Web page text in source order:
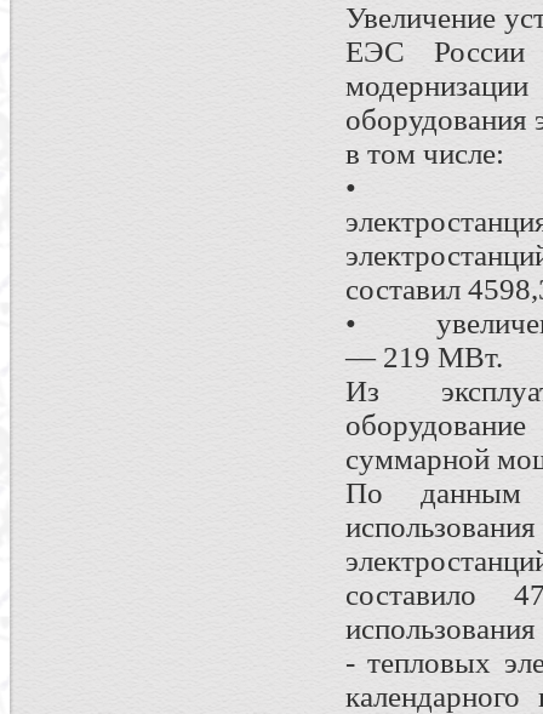
Увеличение
ЕЭС России
оборудования
в том числе:
• ввод
составил
•
— 219 МВт.
Из
суммарной
По
составило
- тепловых